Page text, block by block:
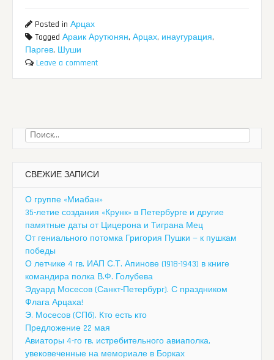
Posted inАрцах
TaggedАраик Арутюнян,Арцах, инаугурация,
Паргев, Шуши
Leave a comment
Найти:
СВЕЖИЕ ЗАПИСИ
О группе «Миабан»
35-летие создания «Крунк» в Петербурге и другие
памятные даты от Цицерона и Тиграна Мец
От гениального потомка Григория Пушки — к пушкам
победы
О летчике 4 гв. ИАП С.Т. Апинове (1918-1943) в книге
командира полка В.Ф. Голубева
Эдуард Мосесов (Санкт-Петербург). С праздником
Флага Арцаха!
Э. Мосесов (СПб). Кто есть кто
Предложение 22 мая
Авиаторы 4-го гв. истребительного авиаполка,
увековеченные на мемориале в Борках